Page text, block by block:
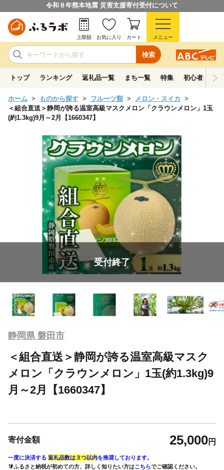
令和８年熊本地震 災害支援寄付受付について
検索
上限額 お気に入り カート メニュー
トップ ランキング 返礼品一覧 まち一覧 特集 初心者ガイド
ホーム ものから探す フルーツ類
メロン・スイカ
＜組合直送＞静岡が誇る温室高級マスクメロン「クラウンメロン」1玉
(約1.3kg)9月～2月【1660347】
受付終了
静岡県 磐田市
＜組合直送＞静岡が誇る温室高級マスク
メロン「クラウンメロン」1玉(約1.3kg)9
月～2月【1660347】
寄付金額 25,000円
一度に決済する 返礼品数は３つ以内を推奨しております。
🔰ふるさと納税が初めての方、詳しく知りたい方はこちらでご確認ください。